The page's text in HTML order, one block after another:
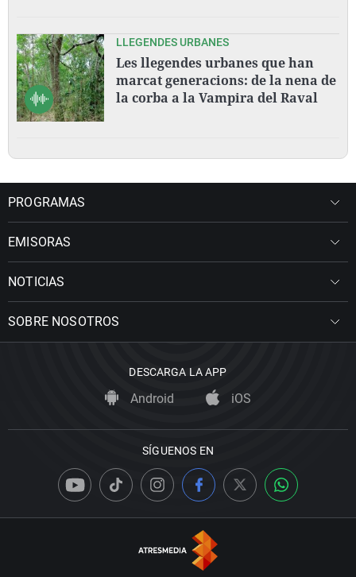
LLEGENDES URBANES
Les llegendes urbanes que han
marcat generacions: de la nena de
la corba a la Vampira del Raval
PROGRAMAS
EMISORAS
NOTICIAS
SOBRE NOSOTROS
DESCARGA LA APP
Android iOS
SÍGUENOS EN